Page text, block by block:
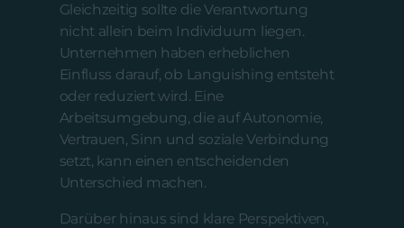
Gleichzeitig sollte die Verantwortung
nicht allein beim Individuum liegen.
Unternehmen haben erheblichen
Einfluss darauf, ob Languishing entsteht
oder reduziert wird. Eine
Arbeitsumgebung, die auf Autonomie,
Vertrauen, Sinn und soziale Verbindung
setzt, kann einen entscheidenden
Unterschied machen.
Darüber hinaus sind klare Perspektiven,